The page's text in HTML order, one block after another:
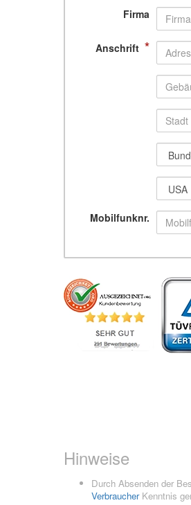
Firma
Anschrift *
Mobilfunknr.
Hinweise
Durch Absenden der
VerbraucherKenntnis